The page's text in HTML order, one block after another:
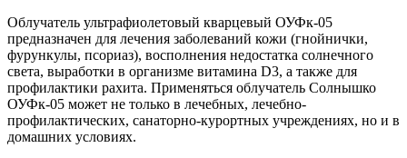
Облучатель ультрафиолетовый кварцевый ОУФк-05
предназначен для лечения заболеваний кожи (гнойнички,
фурункулы, псориаз), восполнения недостатка солнечного
света, выработки в организме витамина D3, а также для
профилактики рахита. Применяться облучатель Солнышко
ОУФк-05 может не только в лечебных, лечебно-
профилактических, санаторно-курортных учреждениях, но и в
домашних условиях.